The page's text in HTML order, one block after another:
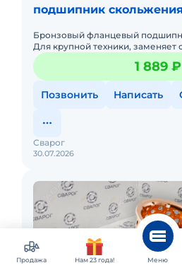
подшипник
Бронзовый фланцевый
Для крупной техники, заменяет
«вал-корпус».
1 889 ₽
Позвонить Написать
30.07.2026
Сварог
Продажа Нам 23 года! Меню